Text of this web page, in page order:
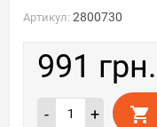
Артикул: 2800730
991 грн.
- +